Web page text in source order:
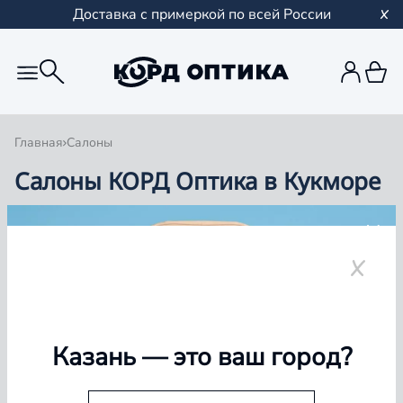
Доставка с примеркой по всей России
Главная Салоны
Салоны КОРД Оптика в Кукморе
Группа компаний «Корд Оптика» - это более 100
Казань— это ваш город?